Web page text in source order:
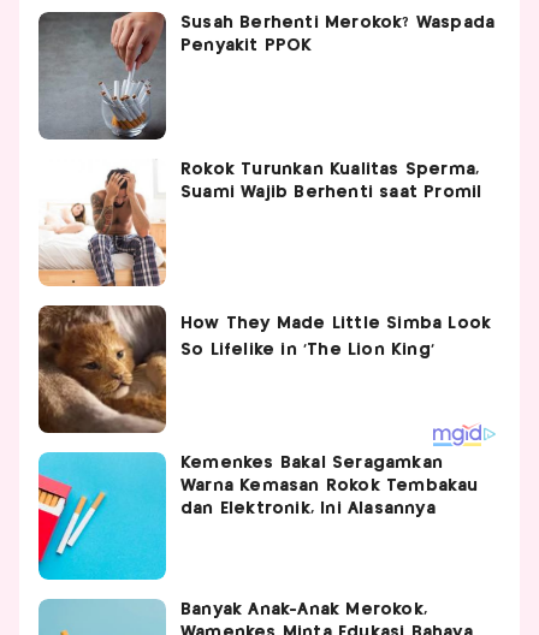
Susah Berhenti Merokok? Waspada
Penyakit PPOK
Rokok Turunkan Kualitas Sperma,
Suami Wajib Berhenti saat Promil
Kemenkes Bakal Seragamkan
Warna Kemasan Rokok Tembakau
dan Elektronik, Ini Alasannya
Banyak Anak-Anak Merokok,